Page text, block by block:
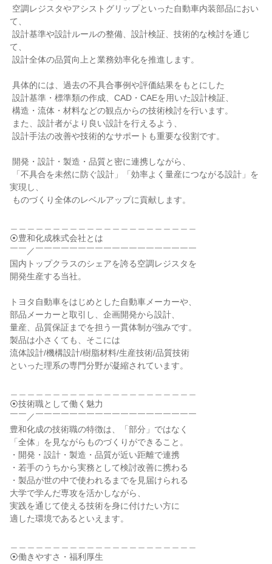
て、
て、
実現し、
⦿豊和化成株式会社とは
￣￣／￣￣￣￣￣￣￣￣￣￣￣￣￣￣￣￣￣￣￣
国内トップクラスのシェアを誇る空調レジスタを
開発生産する当社。
トヨタ自動車をはじめとした自動車メーカーや、
部品メーカーと取引し、企画開発から設計、
量産、品質保証までを担う一貫体制が強みです。
製品は小さくても、そこには
流体設計/機構設計/樹脂材料/生産技術/品質技術
といった理系の専門分野が凝縮されています。
⦿技術職として働く魅力
￣￣／￣￣￣￣￣￣￣￣￣￣￣￣￣￣￣￣￣￣￣
豊和化成の技術職の特徴は、「部分」ではなく
「全体」を見ながらものづくりができること。
・開発・設計・製造・品質が近い距離で連携
・若手のうちから実務として検討改善に携わる
・製品が世の中で使われるまでを見届けられる
大学で学んだ専攻を活かしながら、
実践を通じて使える技術を身に付けたい方に
適した環境であるといえます。
⦿働きやすさ・福利厚生